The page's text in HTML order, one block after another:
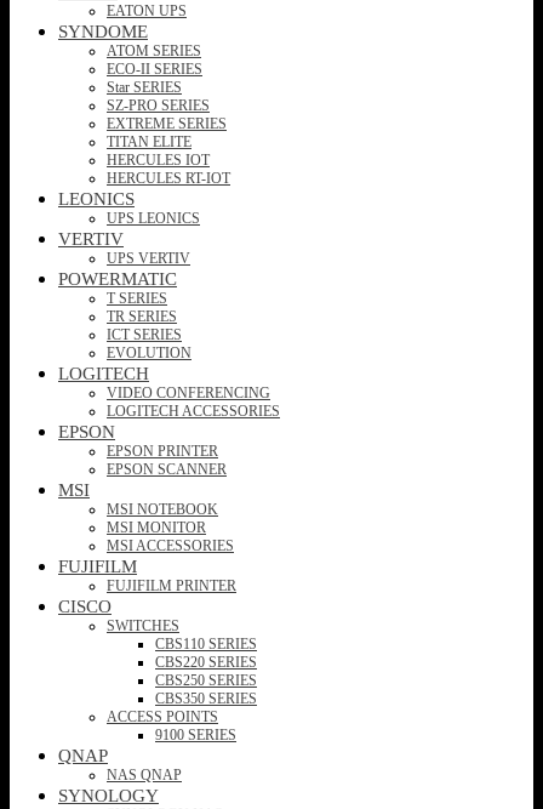
EATON UPS
SYNDOME
ATOM SERIES
ECO-II SERIES
Star SERIES
SZ-PRO SERIES
EXTREME SERIES
TITAN ELITE
HERCULES IOT
HERCULES RT-IOT
LEONICS
UPS LEONICS
VERTIV
UPS VERTIV
POWERMATIC
T SERIES
TR SERIES
ICT SERIES
EVOLUTION
LOGITECH
VIDEO CONFERENCING
LOGITECH ACCESSORIES
EPSON
EPSON PRINTER
EPSON SCANNER
MSI
MSI NOTEBOOK
MSI MONITOR
MSI ACCESSORIES
FUJIFILM
FUJIFILM PRINTER
CISCO
SWITCHES
CBS110 SERIES
CBS220 SERIES
CBS250 SERIES
CBS350 SERIES
ACCESS POINTS
9100 SERIES
QNAP
NAS QNAP
SYNOLOGY